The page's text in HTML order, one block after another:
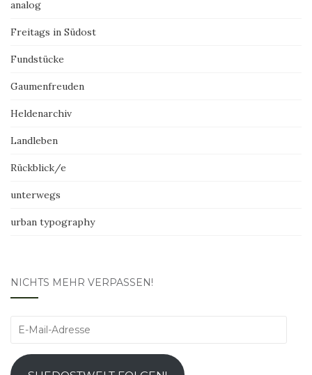
analog
Freitags in Südost
Fundstücke
Gaumenfreuden
Heldenarchiv
Landleben
Rückblick/e
unterwegs
urban typography
NICHTS MEHR VERPASSEN!
E-
Adresse